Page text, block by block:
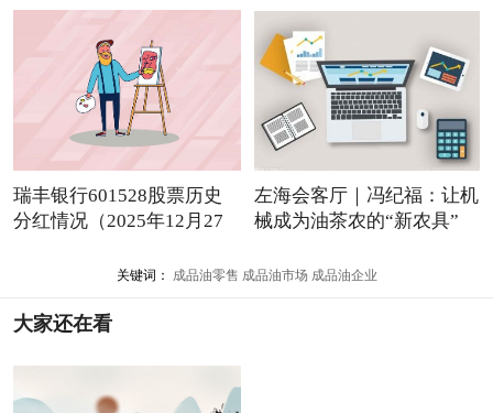
瑞丰银行601528股票历史
分红情况（2025年12月27
左海会客厅｜冯纪福：让机
械成为油茶农的“新农具”
关键词： 成品油零售 成品油市场 成品油企业
大家还在看